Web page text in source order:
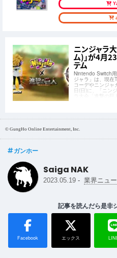
ニンジャラ
ム)」が4月
テム
Nintendo Switch
ジャラ」は、現在
コーデやニンジ
日(日)に、「ニン
ラ大会「進撃の
© GungHo Online Entertainment, Inc.
ガンホー
Saiga NAK
2023.05.19 - 業界ニュ
記事を読んだら是非
Facebook エックス